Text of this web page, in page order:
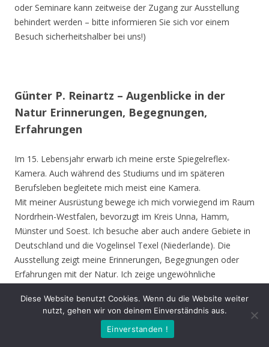
oder Seminare kann zeitweise der Zugang zur Ausstellung
behindert werden – bitte informieren Sie sich vor einem
Besuch sicherheitshalber bei uns!)
Günter P. Reinartz – Augenblicke in der
Natur Erinnerungen, Begegnungen,
Erfahrungen
Im 15. Lebensjahr erwarb ich meine erste Spiegelreflex-
Kamera. Auch während des Studiums und im späteren
Berufsleben begleitete mich meist eine Kamera.
Mit meiner Ausrüstung bewege ich mich vorwiegend im Raum
Nordrhein-Westfalen, bevorzugt im Kreis Unna, Hamm,
Münster und Soest. Ich besuche aber auch andere Gebiete in
Deutschland und die Vogelinsel Texel (Niederlande). Die
Ausstellung zeigt meine Erinnerungen, Begegnungen oder
Erfahrungen mit der Natur. Ich zeige ungewöhnliche
Schwarzstorch. Mal faszinierte mich ein Käfer, die Art in der
er seine Flügel faltet, die besondere Stärke einer Ameise oder
ich lasse mich vom Anblick eines Schmetterlings verzaubern.
Diese Website benutzt Cookies. Wenn du die Website weiter
nutzt, gehen wir von deinem Einverständnis aus.
Einverstanden !